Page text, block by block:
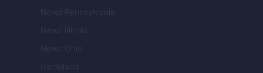
Newz Pennsylvania
Newz Illinois
Newz Ohio
Gameland